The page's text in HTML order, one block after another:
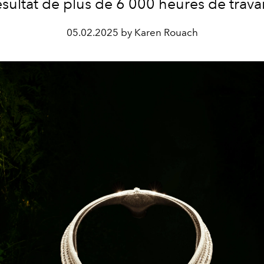
de plus de 6 000 heures de
05.02.2025 by Karen Rouach